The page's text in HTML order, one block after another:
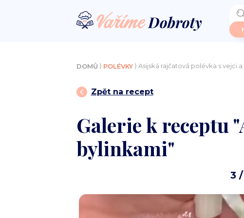
DOMŮ ⟩ POLÉVKY⟩ Asijská rajčatová polévka s vejci
Zpět na recept
Galerie k receptu
bylinkami"
3